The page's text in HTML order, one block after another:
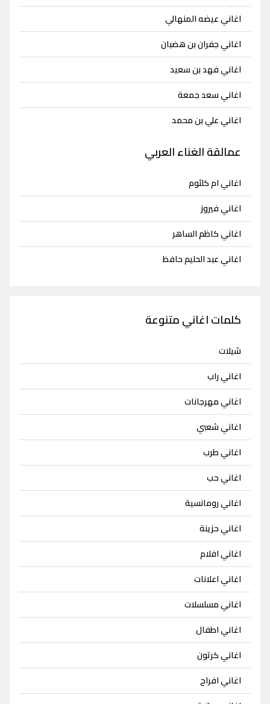
اغاني عيضه المنهالي
اغاني جفران بن هضبان
اغاني فهد بن سعيد
اغاني سعد جمعة
اغاني علي بن محمد
عمالقة الغناء العربي
اغاني ام كلثوم
اغاني فيروز
اغاني كاظم الساهر
اغاني عبد الحليم حافظ
كلمات اغاني متنوعة
شيلات
اغاني راب
اغاني مهرجانات
اغاني شعبي
اغاني طرب
اغاني حب
اغاني رومانسية
اغاني حزينة
اغاني افلام
اغاني اعلانات
اغاني مسلسلات
اغاني اطفال
اغاني كرتون
اغاني افراح